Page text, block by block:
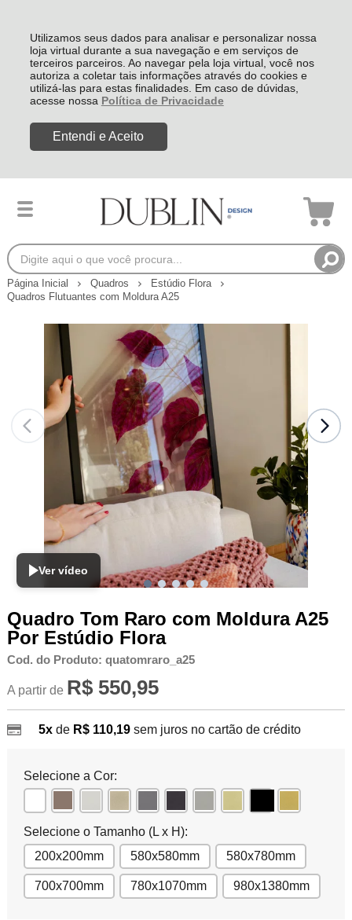
Utilizamos seus dados para analisar e personalizar nossa
loja virtual durante a sua navegação e em serviços de
terceiros parceiros. Ao navegar pela loja virtual, você nos
autoriza a coletar tais informações através do cookies e
utilizá-las para estas finalidades. Em caso de dúvidas,
acesse nossa Política de Privacidade
Entendi e Aceito
Página Inicial Quadros
Estúdio Flora
Quadros Flutuantes com Moldura A25
Ver vídeo
Quadro Tom Raro com Moldura A25
Por Estúdio Flora
Cod. do Produto: quatomraro_a25
A partir de R$ 550,95
5xde R$ 110,19 sem juros no cartão de crédito
Selecione a Cor:
Selecione o Tamanho (L x H):
200x200mm
580x580mm 580x780mm
700x700mm 780x1070mm 980x1380mm